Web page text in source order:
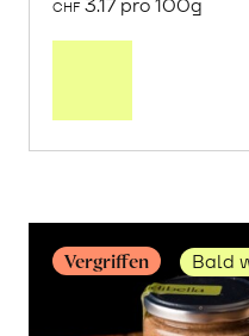
CHF 3.17 pro 100g
Vergriffen Bald